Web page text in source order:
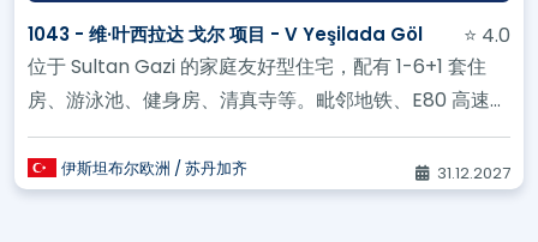
1043 - 维·叶西拉达 戈尔 项目 - V Yeşilada Göl
⭐ 4.0
位于 Sultan Gazi 的家庭友好型住宅，配有 1-6+1 套住
房、游泳池、健身房、清真寺等。毗邻地铁、E80 高速公
路和机场。是绝佳的生...
伊斯坦布尔欧洲 / 苏丹加齐 31.12.2027